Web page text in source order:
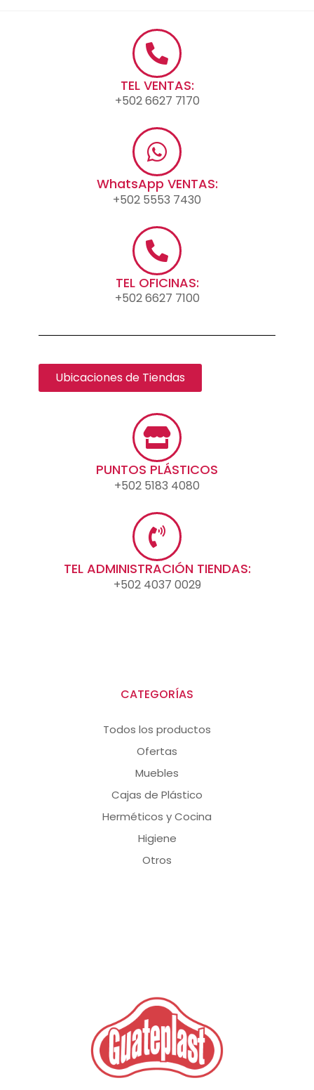
TEL VENTAS:
+502 6627 7170
WhatsApp VENTAS:
+502 5553 7430
TEL OFICINAS:
+502 6627 7100
Ubicaciones de Tiendas
PUNTOS PLÁSTICOS
+502 5183 4080
TEL ADMINISTRACIÓN TIENDAS:
+502 4037 0029
CATEGORÍAS
Todos los productos
Ofertas
Muebles
Cajas de Plástico
Herméticos y Cocina
Higiene
Otros